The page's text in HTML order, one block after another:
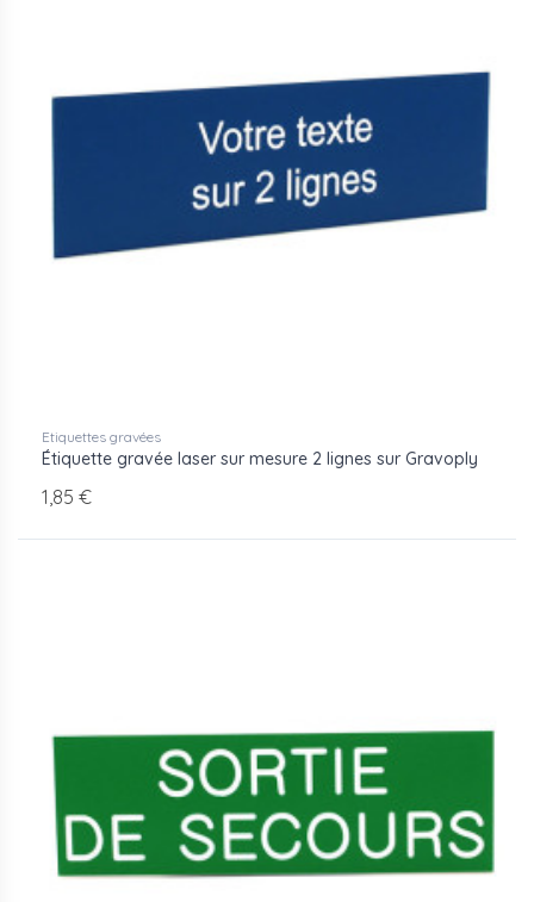
Etiquettes gravées
Étiquette gravée laser sur mesure 2 lignes sur Gravoply
1,85 €